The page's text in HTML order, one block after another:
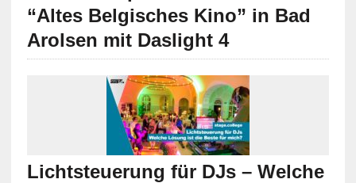
“Altes Belgisches Kino” in Bad
Arolsen mit Daslight 4
Lichtsteuerung für DJs – Welche